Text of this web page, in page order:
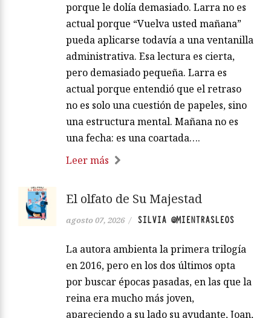
porque le dolía demasiado. Larra no es
actual porque “Vuelva usted mañana”
pueda aplicarse todavía a una ventanilla
administrativa. Esa lectura es cierta,
pero demasiado pequeña. Larra es
actual porque entendió que el retraso
no es solo una cuestión de papeles, sino
una estructura mental. Mañana no es
una fecha: es una coartada….
Leer más
El olfato de Su Majestad
agosto 07, 2026 / SILVIA @MIENTRASLEOS
La autora ambienta la primera trilogía
en 2016, pero en los dos últimos opta
por buscar épocas pasadas, en las que la
reina era mucho más joven,
apareciendo a su lado su ayudante, Joan,